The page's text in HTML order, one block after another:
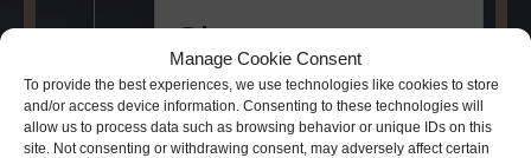
Manage Cookie Consent
To provide the best experiences, we use technologies like cookies to store
and/or access device information. Consenting to these technologies will
allow us to process data such as browsing behavior or unique IDs on this
site. Not consenting or withdrawing consent, may adversely affect certain
Chegaga >
Tamegroute >
Ouarzazate